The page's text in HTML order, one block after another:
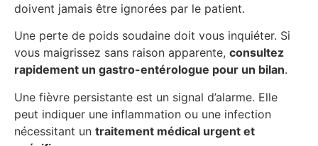
doivent jamais être ignorées par le patient.
Une perte de poids soudaine doit vous inquiéter. Si
vous maigrissez sans raison apparente, consultez
rapidement un gastro-entérologue pour un bilan.
Une fièvre persistante est un signal d’alarme. Elle
peut indiquer une inflammation ou une infection
nécessitant un traitement médical urgent et